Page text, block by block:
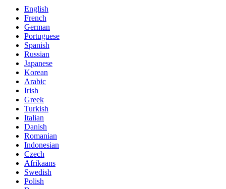
English
French
German
Portuguese
Spanish
Russian
Japanese
Korean
Arabic
Irish
Greek
Turkish
Italian
Danish
Romanian
Indonesian
Czech
Afrikaans
Swedish
Polish